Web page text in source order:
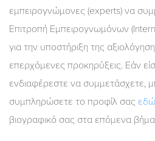
εμπειρογνώμονες (experts) να
Επιτροπή Εμπειρογνωμόνων
για την υποστήριξη της
επερχόμενες προκηρύξεις. Εάν
ενδιαφέρεστε να συμμετάσχετε,
συμπληρώσετε το προφίλ σας εδώ
βιογραφικό σας στα επόμενα